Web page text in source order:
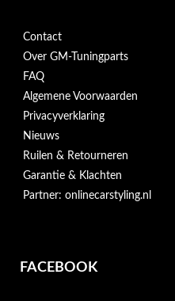
Contact
Over GM-Tuningparts
FAQ
Algemene Voorwaarden
Privacyverklaring
Nieuws
Ruilen & Retourneren
Garantie & Klachten
Partner: onlinecarstyling.nl
FACEBOOK